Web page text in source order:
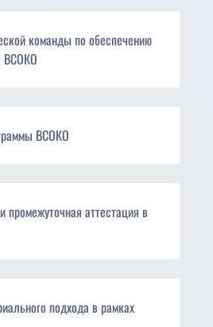
команды по обеспечению
ВСОКО
ВСОКО
промежуточная аттестация в
подхода в рамках